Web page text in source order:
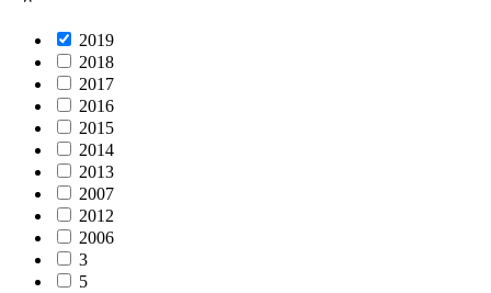
2019
2018
2017
2016
2015
2014
2013
2007
2012
2006
3
5